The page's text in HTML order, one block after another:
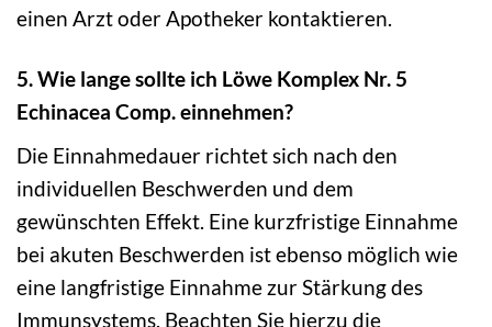
einen Arzt oder Apotheker kontaktieren.
5. Wie lange sollte ich Löwe Komplex Nr. 5
Echinacea Comp. einnehmen?
Die Einnahmedauer richtet sich nach den
individuellen Beschwerden und dem
gewünschten Effekt. Eine kurzfristige Einnahme
bei akuten Beschwerden ist ebenso möglich wie
eine langfristige Einnahme zur Stärkung des
Immunsystems. Beachten Sie hierzu die